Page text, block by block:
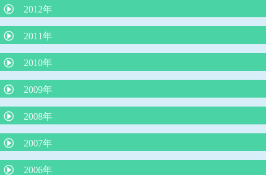
食物アレルギーと離乳食
牛乳と便秘
赤ちゃんの抜け毛
夏に流行る「ヤケド虫」
３歳までの子育てに大切なこと その２
おたふく風邪と難聴
「熱性けいれん」について
B型肝炎予防ワクチンの定期接種
「自閉症スペクトラム」について
人見知り
最新、人気の絵本の紹介（３冊）
子どもに使ってはいけないNGワード
包茎の赤ちゃんの対処
B型肝炎予防ワクチンを受けましょう！
B型肝炎ワクチンを受けましょう！その２
夜尿症に対する最新治療について
運動会の競争で勝つ方法
コミュニケーションがとれない子どもたち
４歳の頃に本をたくさん読むと頭が良くなる？
赤ちゃんを泣き止ませるための必殺アラカルト
妊娠と知らずに麻疹風疹混合ワクチンや風疹ワクチンを接種した
場合
ヒトメタニューモウイルス感染症について
タバコはPM2.5の塊だ
2012年
予防接種の同時接種とその効果について
将来、６種混合ワクチンになる日が来る？
2011年
ロタウイルス胃腸炎予防ワクチン
肺炎球菌、ヒブワクチンの重要性
夏に流行るエンテロウイルス感染症
腸管出血性大腸菌について
母乳育児の素晴らしさ
2010年
喘息の患者さんの治療（予防）について
低カルシウムをひき起こす食品
夏に流行る病気について
ロタウイルス胃腸炎にご注意を！
RSウイルス感染症について
2009年
インフルエンザの重篤な合併症
夏に流行るエンテロウイルス感染症について
平和のいのり
長く続く咳
2008年
子どものじんましん
子どもの諸症状の考え方と対処について
2007年
ノロウイルスの猛威
2006年